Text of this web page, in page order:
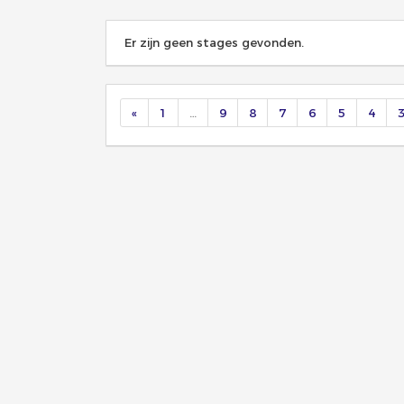
Er zijn geen stages gevonden.
« 1 9 8 7 6 5 4 3